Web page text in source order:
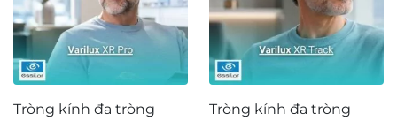
Tròng kính đa tròng
Tròng kính đa tròng